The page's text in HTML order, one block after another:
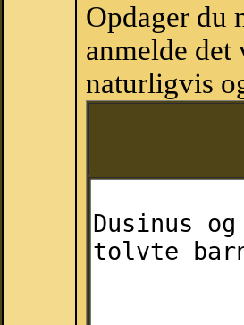
Opdager du
anmelde
naturligvis